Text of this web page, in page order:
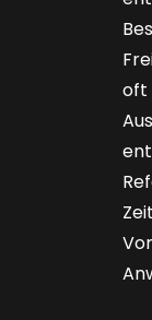
oft